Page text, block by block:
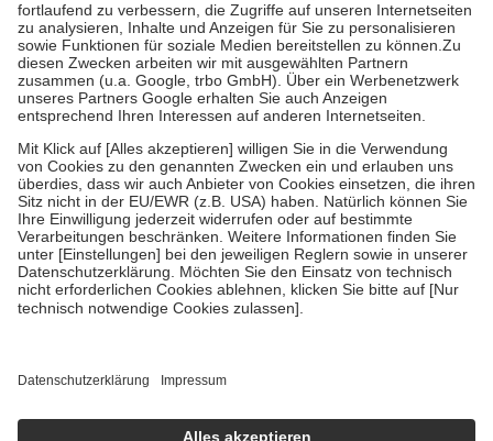
Diese Regeln gelten grundsätzlich auch für Online-Apotheken.
Bei Heilmitteln und häuslicher Krankenpflege beträgt die
Zuzahlung zehn Prozent der Kosten sowie zehn Euro je
Verordnung.
Um das Engagement der Versicherten für ihre eigene Gesundheit zu
stärken und die besondere Stellung der Familie zu unterstützen,
fallenkeine Zuzahlungenan bei:
• Kindern und Jugendlichen bis zum vollendeten 18. Lebensjahr
mit Ausnahme der Fahrkosten
• Untersuchungen zur Vorsorge und Früherkennung, die von der
GKV getragen werden
• empfohlenen Schutzimpfungen
• Harn- und Blutteststreifen
getroffen, um sicherzustellen, dass es sich um echte Bewertungen
https://help.etrusted.com/hc/de/articles/4419944605341